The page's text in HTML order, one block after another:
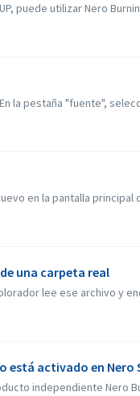
puede utilizar Nero
la pestaña "fuente",
en la pantalla principal
una carpeta real
lee ese archivo y
está activado en Nero
independiente Nero